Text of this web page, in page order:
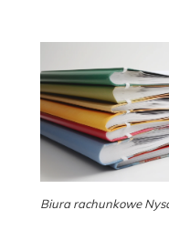
Biura rachunkowe